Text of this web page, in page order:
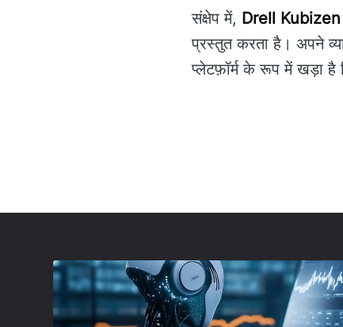
संक्षेप में, Drell Kubizen
प्रस्तुत करता है। अपने
प्लेटफ़ॉर्म के रूप में खड़ा है